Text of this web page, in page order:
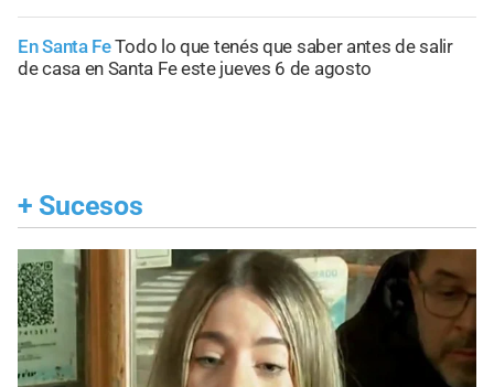
En Santa FeTodo lo que tenés que saber antes de salir
de casa en Santa Fe este jueves 6 de agosto
+ Sucesos